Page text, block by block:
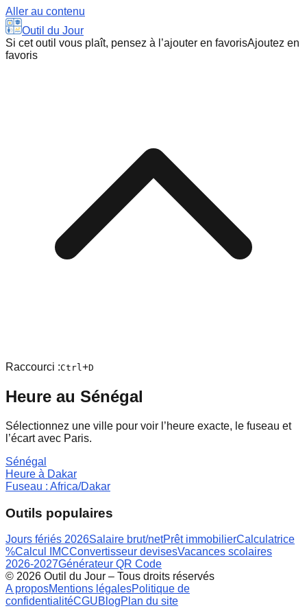
Aller au contenu
Outil du Jour
Si cet outil vous plaît, pensez à l’ajouter en favorisAjoutez en
favoris
Raccourci :Ctrl+D
Heure au Sénégal
Sélectionnez une ville pour voir l’heure exacte, le fuseau et
l’écart avec Paris.
Sénégal
Heure à Dakar
Fuseau : Africa/Dakar
Outils populaires
Jours fériés 2026Salaire brut/netPrêt immobilierCalculatrice
%Calcul IMCConvertisseur devisesVacances scolaires
2026-2027Générateur QR Code
© 2026 Outil du Jour – Tous droits réservés
A proposMentions légalesPolitique de
confidentialitéCGUBlogPlan du site